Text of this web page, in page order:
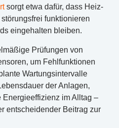
sorgt etwa dafür, dass Heiz-
funktionieren
eingehalten bleiben.
Prüfungen von
um Fehlfunktionen
Wartungsintervalle
der Anlagen,
im Alltag –
entscheidender Beitrag zur